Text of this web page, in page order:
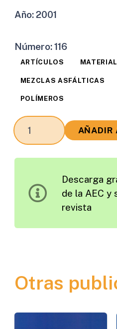
Año:2001
Número:116
ARTÍCULOS
MEZCLAS ASFÁLTICAS
POLÍMEROS
Envejecimiento
en
Asfálticas
Fabricadas
al
Estudio
AÑADIR
Descarga
de la AEC y
revista
Otras